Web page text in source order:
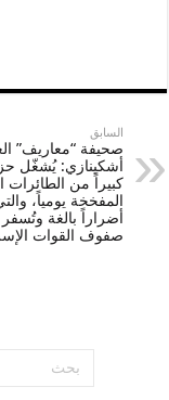
السابق
صحيفة “معاريف”
أشكينازي: يُشغّل
كبيراً من الطائرات
المفخخة يومياً،
أضراراً بالغة
صفوف القوات